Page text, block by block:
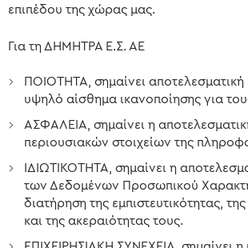
επιπέδου της χώρας μας.
Για τη ΔΗΜΗΤΡΑ Ε.Σ. ΑΕ
ΠΟΙΟΤΗΤΑ, σημαίνει αποτελεσματική
υψηλό αίσθημα ικανοποίησης για
ΑΣΦΑΛΕΙΑ, σημαίνει η
περιουσιακών στοιχείων της
ΙΔΙΩΤΙΚΟΤΗΤΑ, σημαίνει η
των Δεδομένων Προσωπικού
διατήρηση της εμπιστευτικότητας,
και της ακεραιότητας τους.